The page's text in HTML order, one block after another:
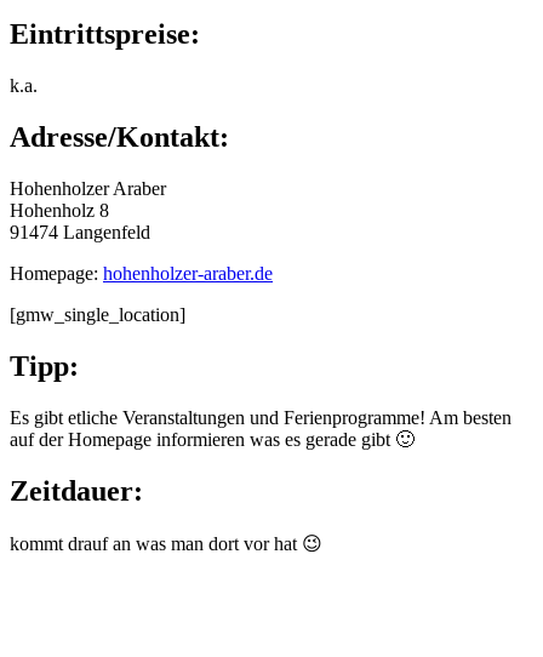
Eintrittspreise:
k.a.
Adresse/Kontakt:
Hohenholzer Araber
Hohenholz 8
91474 Langenfeld
Homepage: hohenholzer-araber.de
[gmw_single_location]
Tipp:
Es gibt etliche Veranstaltungen und Ferienprogramme! Am besten
auf der Homepage informieren was es gerade gibt 🙂
Zeitdauer:
kommt drauf an was man dort vor hat 😉